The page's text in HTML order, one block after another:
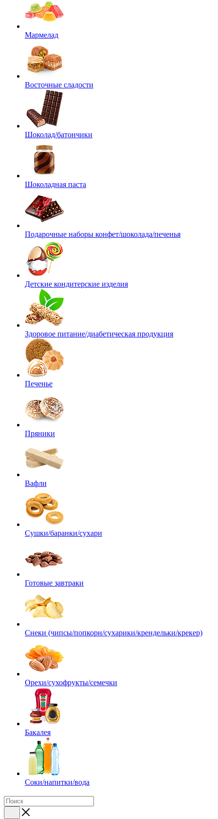
Мармелад
Восточные сладости
Шоколад/батончики
Шоколадная паста
Подарочные наборы конфет/шоколада/печенья
Детские кондитерские изделия
Здоровое питание/диабетическая продукция
Печенье
Пряники
Вафли
Сушки/баранки/сухари
Готовые завтраки
Снеки (чипсы/попкорн/сухарики/крендельки/крекер)
Орехи/сухофрукты/семечки
Бакалея
Соки/напитки/вода